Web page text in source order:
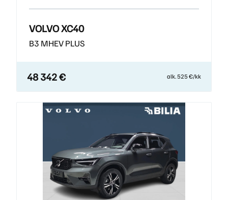
VOLVO XC40
B3 MHEV PLUS
48 342 € alk. 525 €/kk